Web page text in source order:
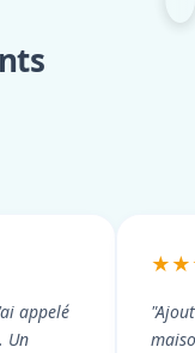
appelé
Un